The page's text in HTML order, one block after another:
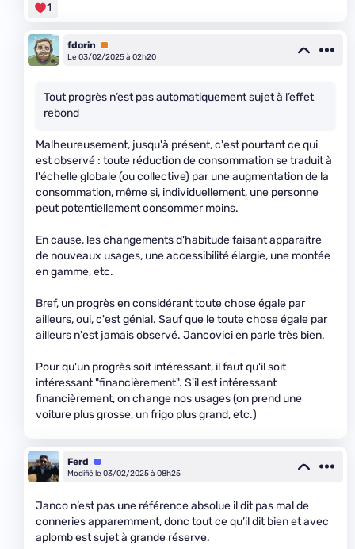
1
fdorin
Premium
Le 03/02/2025 à 02h20
Tout progrès n’est pas automatiquement sujet à l’effet
rebond
Malheureusement, jusqu'à présent, c'est pourtant ce qui
est observé : toute réduction de consommation se traduit à
l'échelle globale (ou collective) par une augmentation de la
consommation, même si, individuellement, une personne
peut potentiellement consommer moins.
En cause, les changements d'habitude faisant apparaitre
de nouveaux usages, une accessibilité élargie, une montée
en gamme, etc.
Bref, un progrès en considérant toute chose égale par
ailleurs, oui, c'est génial. Sauf que le toute chose égale par
ailleurs n'est jamais observé. Jancovici en parle très bien.
Pour qu'un progrès soit intéressant, il faut qu'il soit
intéressant "financièrement". S'il est intéressant
financièrement, on change nos usages (on prend une
voiture plus grosse, un frigo plus grand, etc.)
Ferd
Équipe
Modifié le 03/02/2025 à 08h25
Janco n’est pas une référence absolue il dit pas mal de
conneries apparemment, donc tout ce qu’il dit bien et avec
aplomb est sujet à grande réserve.